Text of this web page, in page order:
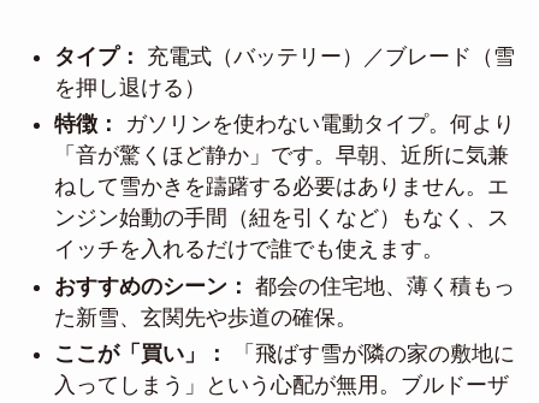
タイプ：
充電式（バッテリー）／ブレード（雪
を押し退ける）
特徴：
ガソリンを使わない電動タイプ。何より
「音が驚くほど静か」です。早朝、近所に気兼
ねして雪かきを躊躇する必要はありません。エ
ンジン始動の手間（紐を引くなど）もなく、ス
イッチを入れるだけで誰でも使えます。
おすすめのシーン： 都会の住宅地、薄く積もっ
た新雪、玄関先や歩道の確保。
ここが「買い」：
「飛ばす雪が隣の家の敷地に
入ってしまう」という心配が無用。ブルドーザ